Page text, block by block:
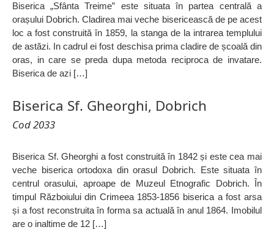
Biserica „Sfânta Treime” este situata în partea centrală a
orașului Dobrich. Cladirea mai veche bisericească de pe acest
loc a fost construită în 1859, la stanga de la intrarea templului
de astăzi. In cadrul ei fost deschisa prima cladire de școală din
oras, in care se preda dupa metoda reciproca de invatare.
Biserica de azi […]
Biserica Sf. Gheorghi, Dobrich
Cod 2033
Biserica Sf. Gheorghi a fost construită în 1842 și este cea mai
veche biserica ortodoxa din orasul Dobrich. Este situata în
centrul orasului, aproape de Muzeul Etnografic Dobrich. În
timpul Războiului din Crimeea 1853-1856 biserica a fost arsa
și a fost reconstruita în forma sa actuală în anul 1864. Imobilul
are o inaltime de 12 […]